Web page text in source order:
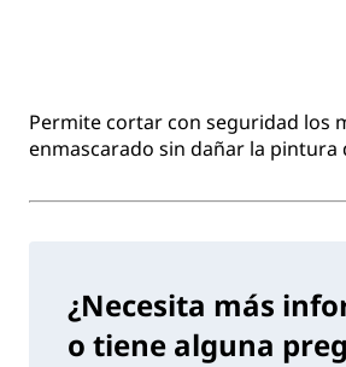
Permite cortar con seguridad los
enmascarado sin dañar la pintura
¿Necesita más
o tiene alguna